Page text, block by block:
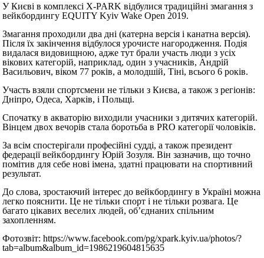
У Києві в комплексі X-PARK відбулися традиційні змагання з
вейкбордингу EQUITY Kyiv Wake Open 2019.
Змагання проходили два дні (катерна версія і канатна версія).
Після їх закінчення відбулося урочисте нагородження. Подія
видалася видовищною, адже тут брали участь люди з усіх
вікових категорій, наприклад, один з учасників, Андрій
Васильович, віком 77 років, а молодшій, Тіні, всього 6 років.
Участь взяли спортсмени не тільки з Києва, а також з регіонів:
Дніпро, Одеса, Харків, і Польщі.
Спочатку в акваторію виходили учасники з дитячих категорій.
Вінцем двох вечорів стала боротьба в PRO категорії чоловіків.
За всім спостерігали професійні судді, а також президент
федерації вейкбордингу Юрій Зозуля. Він зазначив, що точно
помітив для себе нові імена, здатні працювати на спортивний
результат.
До слова, зростаючий інтерес до вейкбордингу в Україні можна
легко пояснити. Це не тільки спорт і не тільки розвага. Це
багато цікавих веселих людей, об’єднаних спільним
захопленням.
Фотозвіт: https://www.facebook.com/pg/xpark.kyiv.ua/photos/?
tab=album&album_id=1986219604815635